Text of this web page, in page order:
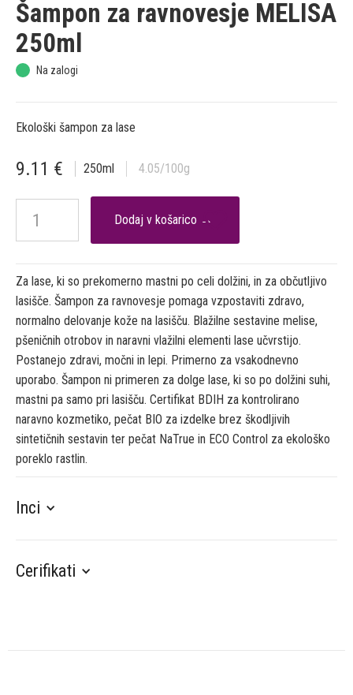
Šampon za ravnovesje MELISA
250ml
Na zalogi
Ekološki šampon za lase
9.11 € 250ml 4.05/100g

Za lase, ki so prekomerno mastni po celi dolžini, in za občutljivo
lasišče. Šampon za ravnovesje pomaga vzpostaviti zdravo,
normalno delovanje kože na lasišču. Blažilne sestavine melise,
pšeničnih otrobov in naravni vlažilni elementi lase učvrstijo.
Postanejo zdravi, močni in lepi. Primerno za vsakodnevno
uporabo. Šampon ni primeren za dolge lase, ki so po dolžini suhi,
mastni pa samo pri lasišču. Certifikat BDIH za kontrolirano
naravno kozmetiko, pečat BIO za izdelke brez škodljivih
sintetičnih sestavin ter pečat NaTrue in ECO Control za ekološko
poreklo rastlin.
Inci
Cerifikati